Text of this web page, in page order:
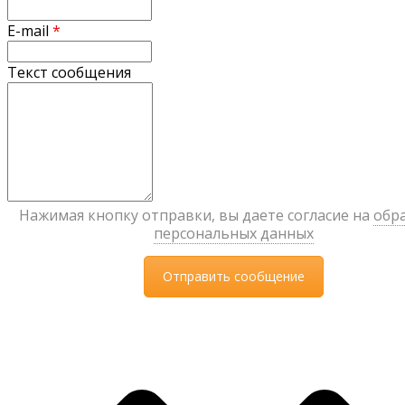
E-mail *
Текст сообщения
Нажимая кнопку отправки, вы даете согласие на
персональных данных